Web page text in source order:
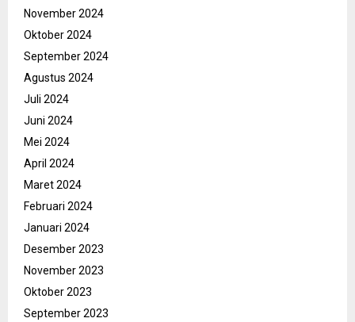
November 2024
Oktober 2024
September 2024
Agustus 2024
Juli 2024
Juni 2024
Mei 2024
April 2024
Maret 2024
Februari 2024
Januari 2024
Desember 2023
November 2023
Oktober 2023
September 2023